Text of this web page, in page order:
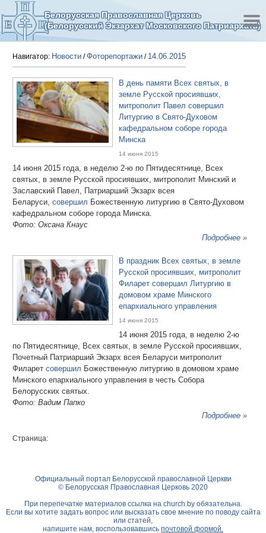
Белорусская Православная Церковь
(Белорусский Экзархат Московского Патриархата)
Навигатор: Новости /Фоторепортажи / 14.06.2015
В день памяти Всех святых, в
земле Русской просиявших,
митрополит Павел совершил
Литургию в Свято-Духовом
кафедральном соборе города
Минска
14 июня 2015
14 июня 2015 года, в неделю 2-ю по Пятидесятнице, Всех
святых, в земле Русской просиявших, митрополит Минский и
Заславский Павел, Патриарший Экзарх всея
Беларуси, совершил Божественную литургию в Свято-Духовом
кафедральном соборе города Минска.
Фото: Оксана Кнаус
Подробнее »
В праздник Всех святых, в земле
Русской просиявших, митрополит
Филарет совершил Литургию в
домовом храме Минского
епархиального управления
14 июня 2015
14 июня 2015 года, в неделю 2-ю
по Пятидесятнице, Всех святых, в земле Русской просиявших,
Почетный Патриарший Экзарх всея Беларуси митрополит
Филарет совершил Божественную литургию в домовом храме
Минского епархиального управления в честь Собора
Белорусских святых.
Фото: Вадим Папко
Подробнее »
Страница:
Официальный портал Белорусской православной Церкви
© Белорусская Православная Церковь 2020
При перепечатке материалов ссылка на church.byобязательна.
Если вы хотите задать вопрос или высказать свое мнение по поводу сайта
или статей,
напишите нам, воспользовавшись почтовой формой.